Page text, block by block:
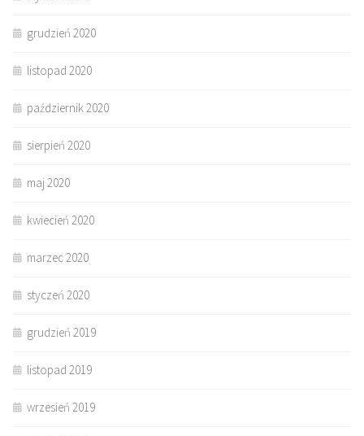
grudzień 2020
listopad 2020
październik 2020
sierpień 2020
maj 2020
kwiecień 2020
marzec 2020
styczeń 2020
grudzień 2019
listopad 2019
wrzesień 2019